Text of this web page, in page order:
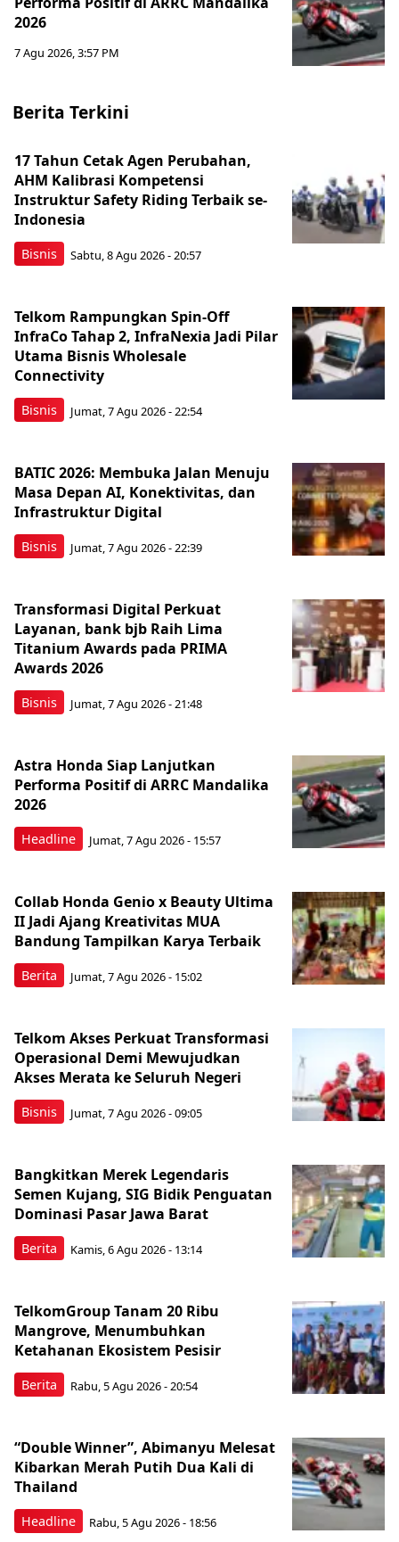
2026
7 Agu 2026, 3:57 PM
Berita Terkini
Bisnis
17 Tahun Cetak Agen Perubahan,
AHM Kalibrasi Kompetensi
Instruktur Safety Riding Terbaik se-
Indonesia
Sabtu, 8 Agu 2026 - 20:57
Bisnis
Telkom Rampungkan Spin-Off
InfraCo Tahap 2, InfraNexia Jadi Pilar
Utama Bisnis Wholesale
Connectivity
Jumat, 7 Agu 2026 - 22:54
Bisnis
BATIC 2026: Membuka Jalan Menuju
Masa Depan AI, Konektivitas, dan
Infrastruktur Digital
Jumat, 7 Agu 2026 - 22:39
Bisnis
Transformasi Digital Perkuat
Layanan, bank bjb Raih Lima
Titanium Awards pada PRIMA
Awards 2026
Jumat, 7 Agu 2026 - 21:48
Headline
Astra Honda Siap Lanjutkan
Performa Positif di ARRC Mandalika
2026
Jumat, 7 Agu 2026 - 15:57
Berita
Collab Honda Genio x Beauty Ultima
II Jadi Ajang Kreativitas MUA
Bandung Tampilkan Karya Terbaik
Jumat, 7 Agu 2026 - 15:02
Bisnis
Telkom Akses Perkuat Transformasi
Operasional Demi Mewujudkan
Akses Merata ke Seluruh Negeri
Jumat, 7 Agu 2026 - 09:05
Berita
Bangkitkan Merek Legendaris
Semen Kujang, SIG Bidik Penguatan
Dominasi Pasar Jawa Barat
Kamis, 6 Agu 2026 - 13:14
Berita
TelkomGroup Tanam 20 Ribu
Mangrove, Menumbuhkan
Ketahanan Ekosistem Pesisir
Rabu, 5 Agu 2026 - 20:54
Headline
“Double Winner”, Abimanyu Melesat
Kibarkan Merah Putih Dua Kali di
Thailand
Rabu, 5 Agu 2026 - 18:56